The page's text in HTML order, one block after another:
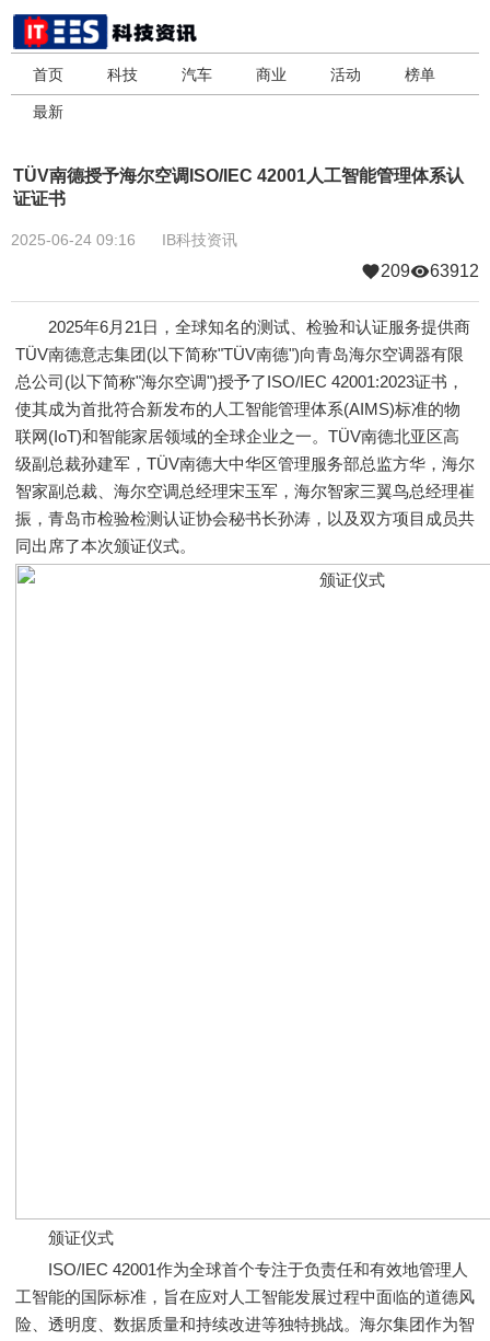
首页 科技 汽车 商业 活动 榜单
最新
TÜV南德授予海尔空调ISO/IEC 42001人工智能管理体系认
证证书
2025-06-24 09:16 IB科技资讯
209 63912
2025年6月21日，全球知名的测试、检验和认证服务提供商
TÜV南德意志集团(以下简称"TÜV南德")向青岛海尔空调器有限
总公司(以下简称"海尔空调")授予了ISO/IEC 42001:2023证书，
使其成为首批符合新发布的人工智能管理体系(AIMS)标准的物
联网(IoT)和智能家居领域的全球企业之一。TÜV南德北亚区高
级副总裁孙建军，TÜV南德大中华区管理服务部总监方华，海尔
智家副总裁、海尔空调总经理宋玉军，海尔智家三翼鸟总经理崔
振，青岛市检验检测认证协会秘书长孙涛，以及双方项目成员共
同出席了本次颁证仪式。
颁证仪式
ISO/IEC 42001作为全球首个专注于负责任和有效地管理人
工智能的国际标准，旨在应对人工智能发展过程中面临的道德风
险、透明度、数据质量和持续改进等独特挑战。海尔集团作为智